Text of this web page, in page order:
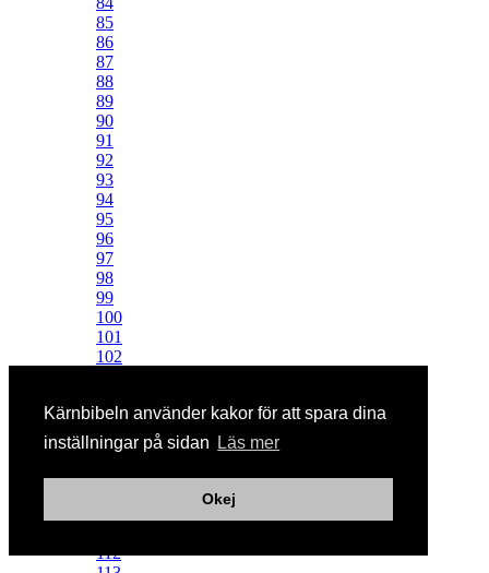
Kärnbibeln använder kakor för att spara dina
inställningar på sidan
Läs mer
Okej
85
86
87
88
89
90
91
92
93
94
95
96
97
98
99
100
101
102
105
106
107
108
112